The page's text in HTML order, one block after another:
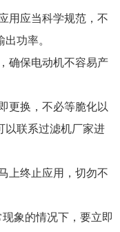
用应当科学规范，不
功率。
确保电动机不容易产
更换，不必等脆化以
以联系过滤机厂家进
上终止应用，切勿不
象的情况下，要立即